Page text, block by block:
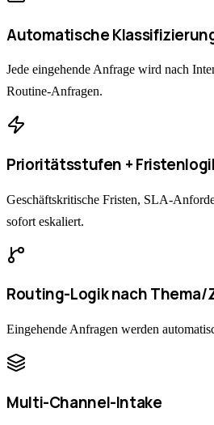
Automatische
Jede eingehende Anfrage wird nach
Routine-Anfragen.
Prioritätsstufen +
Geschäftskritische Fristen, SLA-
sofort eskaliert.
Routing-Logik nach
Eingehende Anfragen werden
Multi-Channel-Intake